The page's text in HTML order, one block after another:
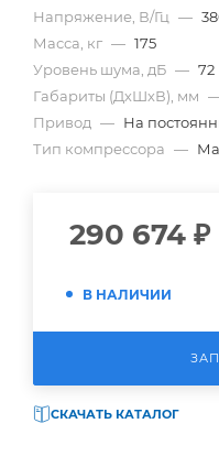
Напряжение, В/Гц —
Масса, кг — 175
Уровень шума, дБ — 72
Габариты (ДхШхВ), мм
Привод — На
Тип компрессора —
290 674 ₽
В НАЛИЧИИ
СКАЧАТЬ КАТАЛОГ